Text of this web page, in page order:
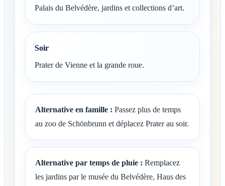
Palais du Belvédère, jardins et collections d’art.
Soir
Prater de Vienne et la grande roue.
Alternative en famille : Passez plus de temps
au zoo de Schönbrunn et déplacez Prater au soir.
Alternative par temps de pluie : Remplacez
les jardins par le musée du Belvédère, Haus des